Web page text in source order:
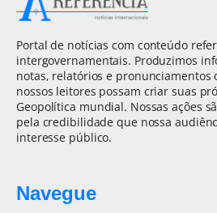
Portal de notícias com conteúdo
intergovernamentais. Produzimos
notas, relatórios e pronunciamentos
nossos leitores possam criar suas
Geopolítica mundial. Nossas ações
pela credibilidade que nossa
interesse público.
Navegue